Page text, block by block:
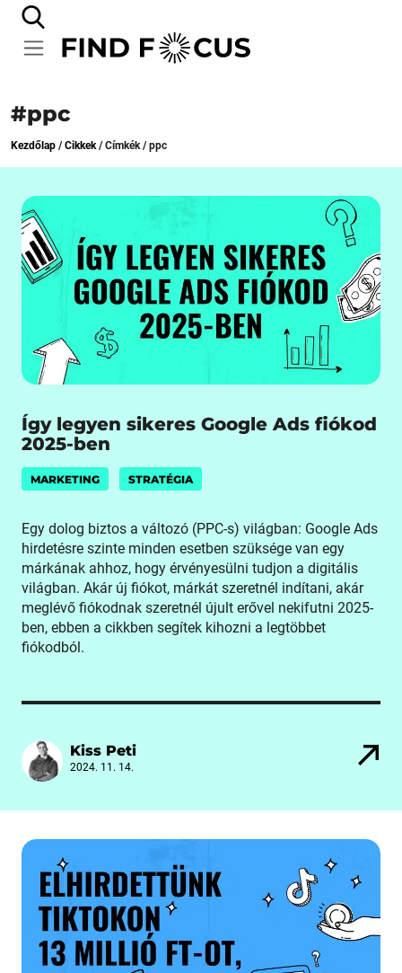
#ppc
Kezdőlap /Cikkek/Címkék/ppc
Így legyen sikeres Google Ads fiókod
2025-ben
MARKETING STRATÉGIA
Egy dolog biztos a változó (PPC-s) világban: Google Ads
hirdetésre szinte minden esetben szüksége van egy
márkának ahhoz, hogy érvényesülni tudjon a digitális
világban. Akár új fiókot, márkát szeretnél indítani, akár
meglévő fiókodnak szeretnél újult erővel nekifutni 2025-
ben, ebben a cikkben segítek kihozni a legtöbbet
fiókodból.
Kiss Peti
2024. 11. 14.